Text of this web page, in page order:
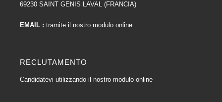
69230 SAINT GENIS LAVAL (FRANCIA)
EMAIL : tramite il nostro modulo online
RECLUTAMENTO
Candidatevi utilizzando il nostro modulo online